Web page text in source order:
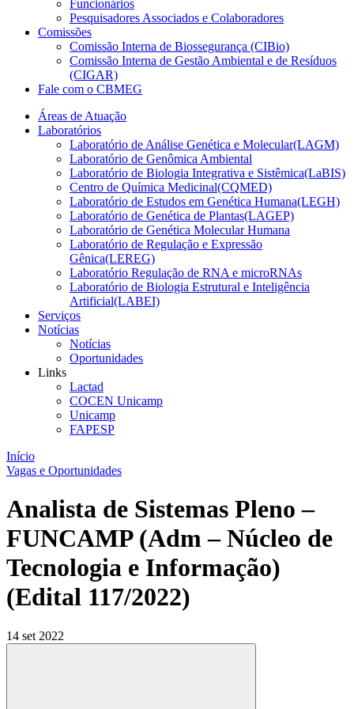
Funcionários
Pesquisadores Associados e Colaboradores
Comissões
Comissão Interna de Biossegurança (CIBio)
Comissão Interna de Gestão Ambiental e de Resíduos
(CIGAR)
Fale com o CBMEG
Áreas de Atuação
Laboratórios
Laboratório de Análise Genética e Molecular(LAGM)
Laboratório de Genômica Ambiental
Laboratório de Biologia Integrativa e Sistêmica(LaBIS)
Centro de Química Medicinal(CQMED)
Laboratório de Estudos em Genética Humana(LEGH)
Laboratório de Genética de Plantas(LAGEP)
Laboratório de Genética Molecular Humana
Laboratório de Regulação e Expressão
Gênica(LEREG)
Laboratório Regulação de RNA e microRNAs
Laboratório de Biologia Estrutural e Inteligência
Artificial(LABEI)
Serviços
Notícias
Notícias
Oportunidades
Links
Lactad
COCEN Unicamp
Unicamp
FAPESP
Início
Vagas e Oportunidades
Analista de Sistemas Pleno –
FUNCAMP (Adm – Núcleo de
Tecnologia e Informação)
(Edital 117/2022)
14 set 2022